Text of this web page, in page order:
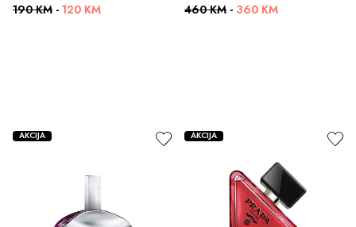
190 KM - 120 KM 460 KM - 360 KM
AKCIJA AKCIJA